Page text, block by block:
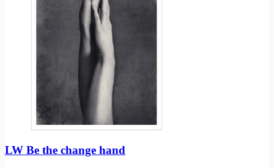
LW Be the change hand